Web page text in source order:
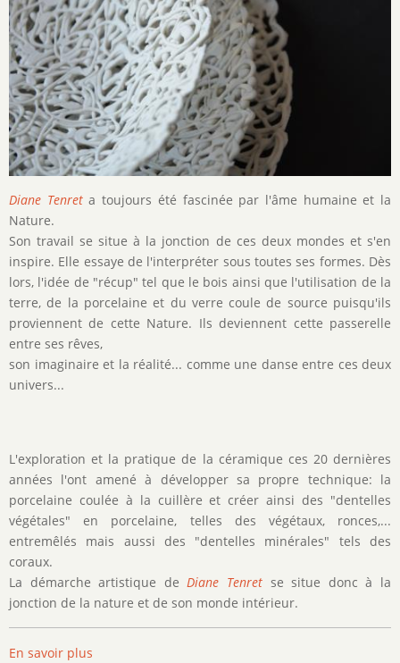
Diane Tenreta toujours été fascinée par l'âme humaine et la
Nature.
Son travail se situe à la jonction de ces deux mondes et s'en
inspire. Elle essaye de l'interpréter sous toutes ses formes. Dès
lors, l'idée de "récup" tel que le bois ainsi que l'utilisation de la
terre, de la porcelaine et du verre coule de source puisqu'ils
proviennent de cette Nature. Ils deviennent cette passerelle
entre ses rêves,
son imaginaire et la réalité... comme une danse entre ces deux
univers...
L'exploration et la pratique de la céramique ces 20 dernières
années l'ont amené à développer sa propre technique: la
porcelaine coulée à la cuillère et créer ainsi des "dentelles
végétales" en porcelaine, telles des végétaux, ronces,...
entremêlés mais aussi des "dentelles minérales" tels des
coraux.
La démarche artistique deDiane Tenret se situe donc à la
jonction de la nature et de son monde intérieur.
En savoir plus